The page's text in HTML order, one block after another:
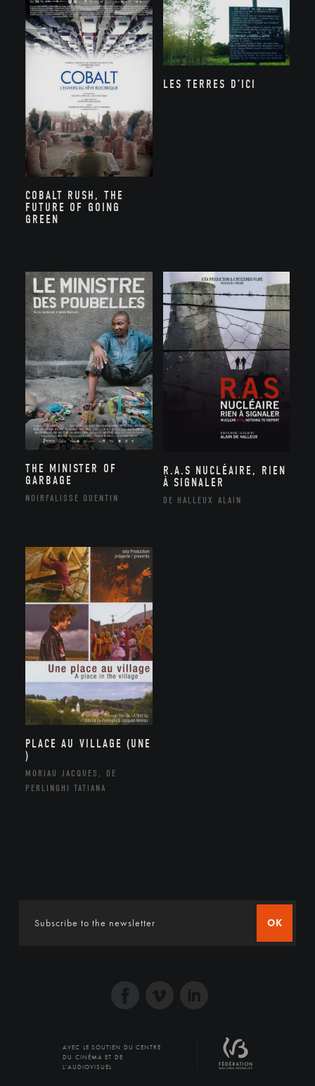
COBALT RUSH, THE
FUTURE OF GOING
GREEN
LES TERRES D’ICI
THE MINISTER OF
GARBAGE
NOIRFALISSE QUENTIN
R.A.S NUCLÉAIRE, RIEN
À SIGNALER
DE HALLEUX ALAIN
PLACE AU VILLAGE (UNE
)
MORIAU JACQUES, DE
PERLINGHI TATIANA
OK
AVEC LE SOUTIEN DU CENTRE
DU CINÉMA ET DE
L'AUDIOVISUEL